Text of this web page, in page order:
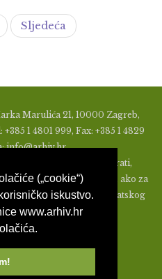
(„cookie“)
iskustvo.
www.arhiv.hr
Sljedeća
Marulića 21, 10000 Zagreb,
1 4801 999, Fax: +385 1 4829
info@arhiv.hr
objavljivati, distribuirati,
materijale s ovih stranica, ako za
odobrenje od strane Hrvatskog
arhiva.